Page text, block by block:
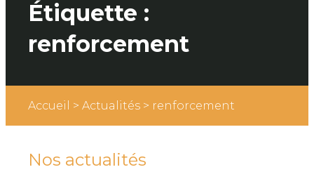
Étiquette :
renforcement
Accueil > Actualités > renforcement
Nos actualités